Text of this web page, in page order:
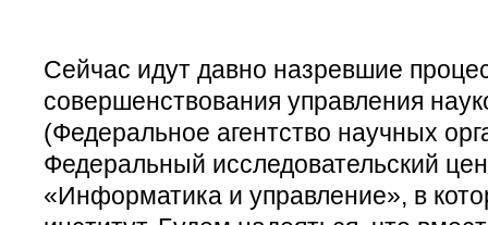
Сейчас идут давно назревшие
совершенствования управления
(Федеральное агентство научных
Федеральный исследовательский
«Информатика и управление», в